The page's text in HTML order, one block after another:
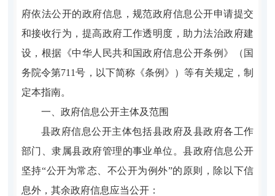
府依法公开的政府信息，规范政府信息公开申请提交
和接收行为，提高政府工作透明度，助力法治政府建
设，根据《中华人民共和国政府信息公开条例》（国
务院令第711号，以下简称《条例》）等有关规定，制
定本指南。
一、政府信息公开主体及范围
县政府信息公开主体包括县政府及县政府各工作
部门、隶属县政府管理的事业单位。县政府信息公开
坚持“公开为常态、不公开为例外”的原则，除以下信
息外，其余政府信息应当公开：